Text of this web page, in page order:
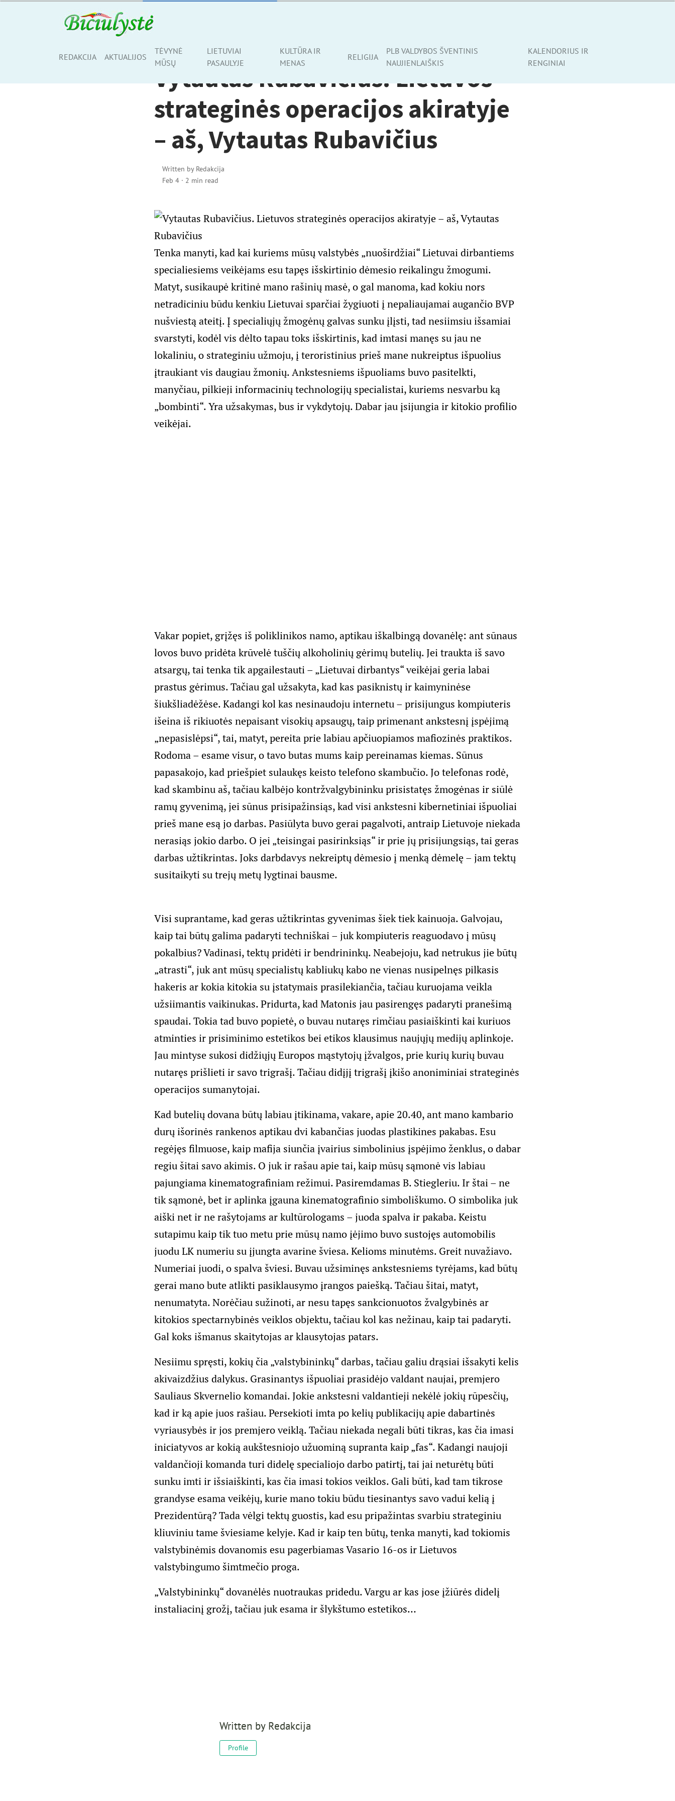
REDAKCIJA AKTUALIJOS
TĖVYNĖ
MŪSŲ
LIETUVIAI
PASAULYJE
KULTŪRA IR
MENAS
RELIGIJA
PLB VALDYBOS ŠVENTINIS
NAUJIENLAIŠKIS
KALENDORIUS IR
RENGINIAI
AKTUALIJOS
Vytautas Rubavičius. Lietuvos
strateginės operacijos akiratyje
– aš, Vytautas Rubavičius
Written by Redakcija
Feb 4 · 2 min read
Tenka manyti, kad kai kuriems mūsų valstybės „nuoširdžiai“ Lietuvai dirbantiems
specialiesiems veikėjams esu tapęs išskirtinio dėmesio reikalingu žmogumi.
Matyt, susikaupė kritinė mano rašinių masė, o gal manoma, kad kokiu nors
netradiciniu būdu kenkiu Lietuvai sparčiai žygiuoti į nepaliaujamai augančio BVP
nušviestą ateitį. Į specialiųjų žmogėnų galvas sunku įlįsti, tad nesiimsiu išsamiai
svarstyti, kodėl vis dėlto tapau toks išskirtinis, kad imtasi manęs su jau ne
lokaliniu, o strateginiu užmoju, į teroristinius prieš mane nukreiptus išpuolius
įtraukiant vis daugiau žmonių. Ankstesniems išpuoliams buvo pasitelkti,
manyčiau, pilkieji informacinių technologijų specialistai, kuriems nesvarbu ką
„bombinti“. Yra užsakymas, bus ir vykdytojų. Dabar jau įsijungia ir kitokio profilio
veikėjai.
Vakar popiet, grįžęs iš poliklinikos namo, aptikau iškalbingą dovanėlę: ant sūnaus
lovos buvo pridėta krūvelė tuščių alkoholinių gėrimų butelių. Jei traukta iš savo
atsargų, tai tenka tik apgailestauti – „Lietuvai dirbantys“ veikėjai geria labai
prastus gėrimus. Tačiau gal užsakyta, kad kas pasiknistų ir kaimyninėse
šiukšliadėžėse. Kadangi kol kas nesinaudoju internetu – prisijungus kompiuteris
išeina iš rikiuotės nepaisant visokių apsaugų, taip primenant ankstesnį įspėjimą
„nepasislėpsi“, tai, matyt, pereita prie labiau apčiuopiamos mafiozinės praktikos.
Rodoma – esame visur, o tavo butas mums kaip pereinamas kiemas. Sūnus
papasakojo, kad priešpiet sulaukęs keisto telefono skambučio. Jo telefonas rodė,
kad skambinu aš, tačiau kalbėjo kontržvalgybininku prisistatęs žmogėnas ir siūlė
ramų gyvenimą, jei sūnus prisipažinsiąs, kad visi ankstesni kibernetiniai išpuoliai
prieš mane esą jo darbas. Pasiūlyta buvo gerai pagalvoti, antraip Lietuvoje niekada
nerasiąs jokio darbo. O jei „teisingai pasirinksiąs“ ir prie jų prisijungsiąs, tai geras
darbas užtikrintas. Joks darbdavys nekreiptų dėmesio į menką dėmelę – jam tektų
susitaikyti su trejų metų lygtinai bausme.
Visi suprantame, kad geras užtikrintas gyvenimas šiek tiek kainuoja. Galvojau,
kaip tai būtų galima padaryti techniškai – juk kompiuteris reaguodavo į mūsų
pokalbius? Vadinasi, tektų pridėti ir bendrininkų. Neabejoju, kad netrukus jie būtų
„atrasti“, juk ant mūsų specialistų kabliukų kabo ne vienas nusipelnęs pilkasis
hakeris ar kokia kitokia su įstatymais prasilekiančia, tačiau kuruojama veikla
užsiimantis vaikinukas. Pridurta, kad Matonis jau pasirengęs padaryti pranešimą
spaudai. Tokia tad buvo popietė, o buvau nutaręs rimčiau pasiaiškinti kai kuriuos
atminties ir prisiminimo estetikos bei etikos klausimus naujųjų medijų aplinkoje.
Jau mintyse sukosi didžiųjų Europos mąstytojų įžvalgos, prie kurių kurių buvau
nutaręs prišlieti ir savo trigrašį. Tačiau didįjį trigrašį įkišo anoniminiai strateginės
operacijos sumanytojai.
Kad butelių dovana būtų labiau įtikinama, vakare, apie 20.40, ant mano kambario
durų išorinės rankenos aptikau dvi kabančias juodas plastikines pakabas. Esu
regėjęs filmuose, kaip mafija siunčia įvairius simbolinius įspėjimo ženklus, o dabar
regiu šitai savo akimis. O juk ir rašau apie tai, kaip mūsų sąmonė vis labiau
pajungiama kinematografiniam režimui. Pasiremdamas B. Stiegleriu. Ir štai – ne
tik sąmonė, bet ir aplinka įgauna kinematografinio simboliškumo. O simbolika juk
aiški net ir ne rašytojams ar kultūrologams – juoda spalva ir pakaba. Keistu
sutapimu kaip tik tuo metu prie mūsų namo įėjimo buvo sustojęs automobilis
juodu LK numeriu su įjungta avarine šviesa. Kelioms minutėms. Greit nuvažiavo.
Numeriai juodi, o spalva šviesi. Buvau užsiminęs ankstesniems tyrėjams, kad būtų
gerai mano bute atlikti pasiklausymo įrangos paiešką. Tačiau šitai, matyt,
nenumatyta. Norėčiau sužinoti, ar nesu tapęs sankcionuotos žvalgybinės ar
kitokios spectarnybinės veiklos objektu, tačiau kol kas nežinau, kaip tai padaryti.
Gal koks išmanus skaitytojas ar klausytojas patars.
Nesiimu spręsti, kokių čia „valstybininkų“ darbas, tačiau galiu drąsiai išsakyti kelis
akivaizdžius dalykus. Grasinantys išpuoliai prasidėjo valdant naujai, premjero
Sauliaus Skvernelio komandai. Jokie ankstesni valdantieji nekėlė jokių rūpesčių,
kad ir ką apie juos rašiau. Persekioti imta po kelių publikacijų apie dabartinės
vyriausybės ir jos premjero veiklą. Tačiau niekada negali būti tikras, kas čia imasi
iniciatyvos ar kokią aukštesniojo užuominą supranta kaip „fas“. Kadangi naujoji
valdančioji komanda turi didelę specialiojo darbo patirtį, tai jai neturėtų būti
sunku imti ir išsiaiškinti, kas čia imasi tokios veiklos. Gali būti, kad tam tikrose
grandyse esama veikėjų, kurie mano tokiu būdu tiesinantys savo vadui kelią į
Prezidentūrą? Tada vėlgi tektų guostis, kad esu pripažintas svarbiu strateginiu
kliuviniu tame šviesiame kelyje. Kad ir kaip ten būtų, tenka manyti, kad tokiomis
valstybinėmis dovanomis esu pagerbiamas Vasario 16-os ir Lietuvos
valstybingumo šimtmečio proga.
„Valstybininkų“ dovanėlės nuotraukas pridedu. Vargu ar kas jose įžiūrės didelį
instaliacinį grožį, tačiau juk esama ir šlykštumo estetikos…
Written by Redakcija
Profile
Share